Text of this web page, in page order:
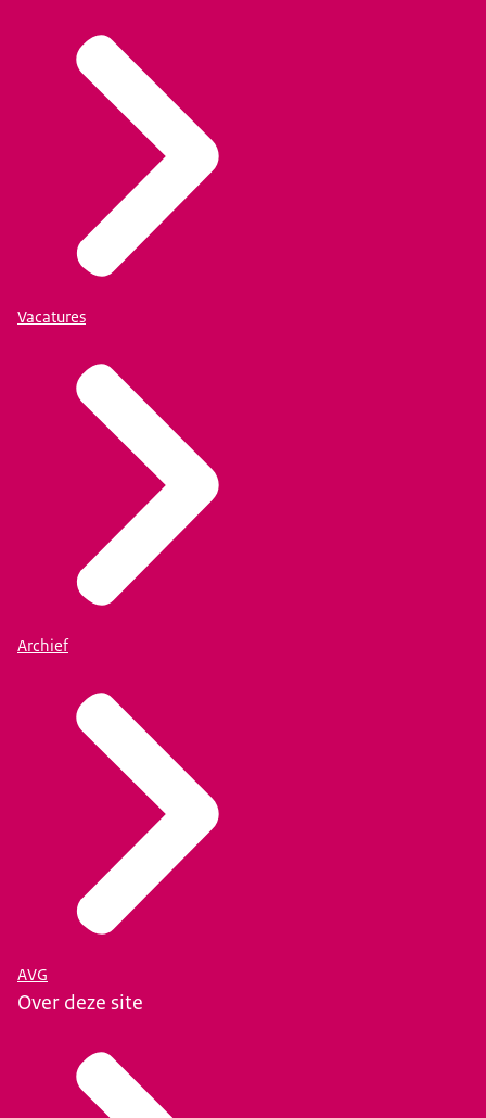
Vacatures
Archief
AVG
Over deze site